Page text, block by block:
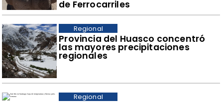
de Ferrocarriles
Provincia del Huasco concentró
las mayores precipitaciones
regionales
Regional
Regional